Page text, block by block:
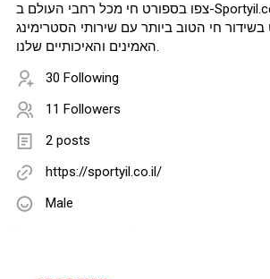
צפו בספורט חי מכל רחבי העולם ב-Sportyil.co.il. תהנה מחוויית
חי הטוב ביותר עם שירותי הסטרימינג
האמינים והאיכותיים שלנו.
30 Following
11 Followers
2 posts
https://sportyil.co.il/
Male